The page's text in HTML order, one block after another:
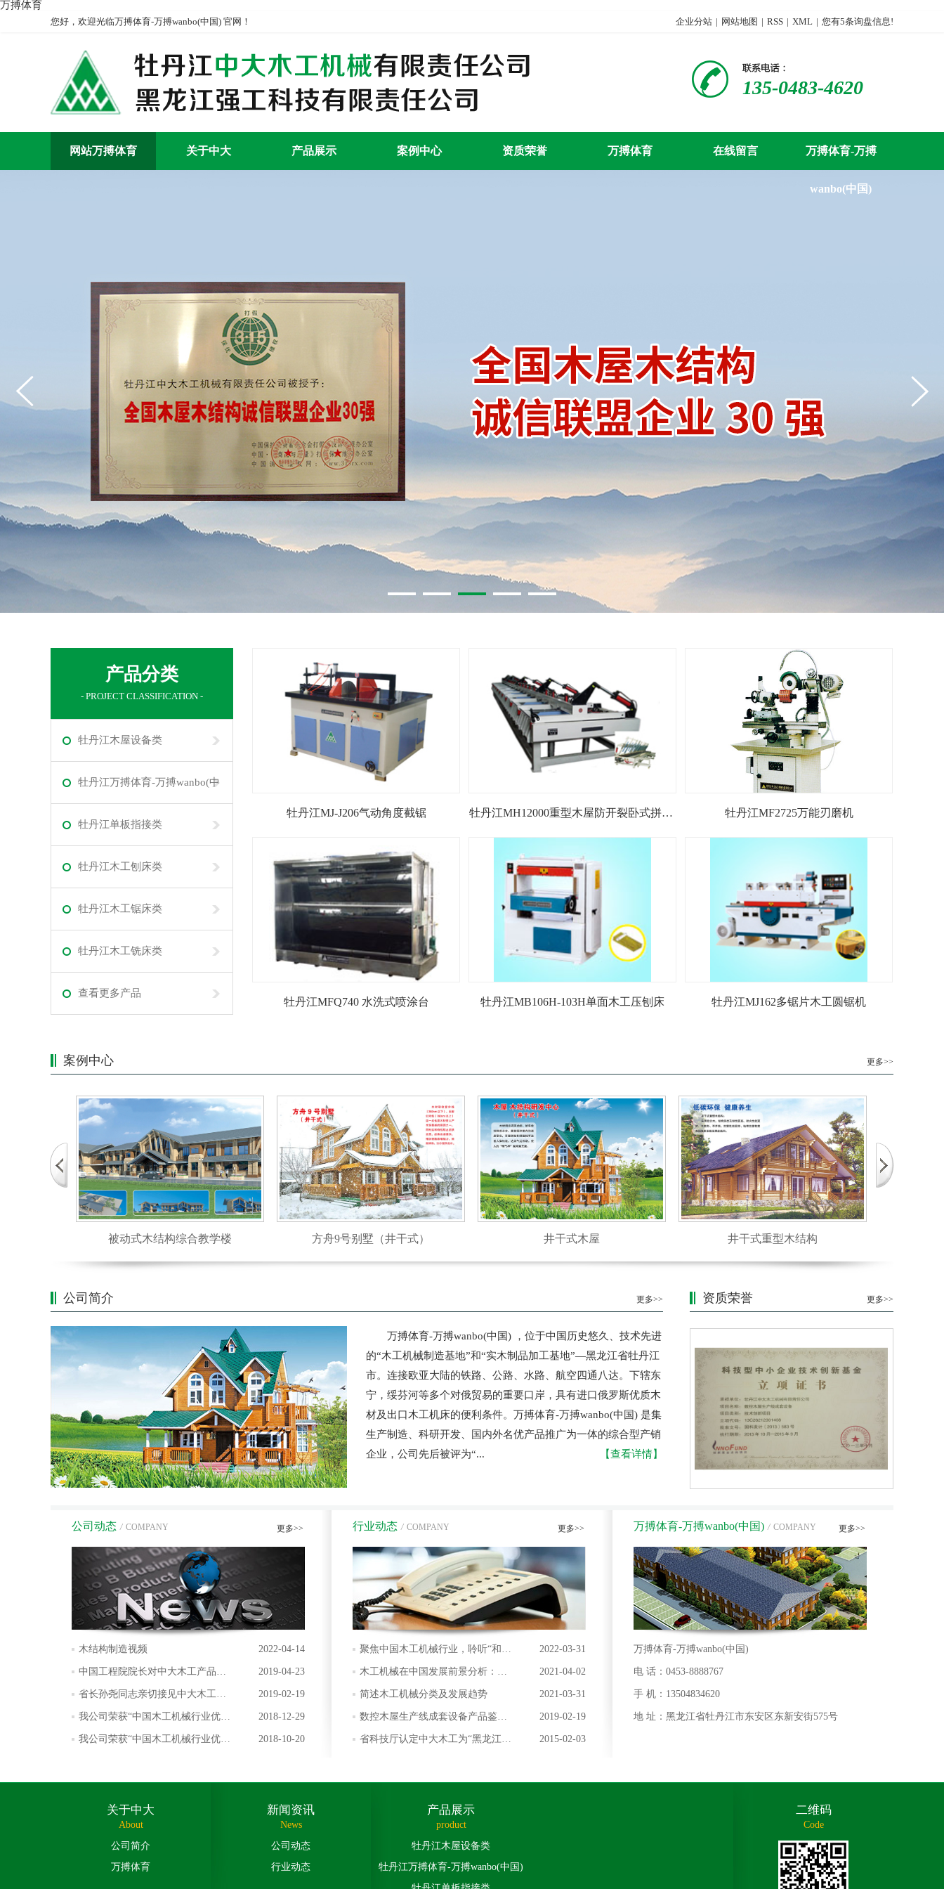
万搏体育
您好，欢迎光临万搏体育-万搏wanbo(中国) 官网！ 企业分站 | 网站地图 | RSS | XML | 您有5条询盘信息!
135-0483-4620
网站万搏体育 关于中大 产品展示 案例中心 资质荣誉 万搏体育 在线留言 万搏体育-万搏
wanbo(中国)
产品分类
- PROJECT CLASSIFICATION -
牡丹江木屋设备类
牡丹江万搏体育-万搏wanbo(中
国)
牡丹江单板指接类
牡丹江木工刨床类
牡丹江木工锯床类
牡丹江木工铣床类
查看更多产品
牡丹江MJ-J206气动角度截锯
牡丹江MH12000重型木屋防开裂卧式拼板/
牡丹江MF2725万能刃磨机
牡丹江MFQ740 水洗式喷涂台 牡丹江MB106H-103H单面木工压刨床 牡丹江MJ162多锯片木工圆锯机
案例中心 更多>>
被动式木结构综合教学楼 方舟9号别墅（井干式） 井干式木屋 井干式重型木结构
公司简介 更多>>
万搏体育-万搏wanbo(中国) ，位于中国历史悠久、技术先进
的“木工机械制造基地”和“实木制品加工基地”—黑龙江省牡丹江
市。连接欧亚大陆的铁路、公路、水路、航空四通八达。下辖东
宁，绥芬河等多个对俄贸易的重要口岸，具有进口俄罗斯优质木
材及出口木工机床的便利条件。万搏体育-万搏wanbo(中国) 是集
生产制造、科研开发、国内外名优产品推广为一体的综合型产销
企业，公司先后被评为“...
【查看详情】
资质荣誉 更多>>
公司动态 / COMPANY 更多>>
木结构制造视频 2022-04-14
中国工程院院长对中大木工产品给
予好评
2019-04-23
省长孙尧同志亲切接见中大木工总
经理
2019-02-19
我公司荣获“中国木工机械行业优秀
实木加工机械生产企业”称号
2018-12-29
我公司荣获“中国木工机械行业优秀 2018-10-20
行业动态 / COMPANY 更多>>
聚焦中国木工机械行业，聆听“和
友”心声
2022-03-31
木工机械在中国发展前景分析：挑
战与机会并存
2021-04-02
简述木工机械分类及发展趋势 2021-03-31
数控木屋生产线成套设备产品鉴定
会
2019-02-19
省科技厅认定中大木工为“黑龙江省 2015-02-03
万搏体育-万搏wanbo(中国) / COMPANY 更多>>
万搏体育-万搏wanbo(中国)
电 话：0453-8888767
手 机：13504834620
地 址：黑龙江省牡丹江市东安区东新安街575号
关于中大
About
公司简介
万搏体育
新闻资讯
News
公司动态
行业动态
产品展示
product
牡丹江木屋设备类
牡丹江万搏体育-万搏wanbo(中国)
二维码
Code